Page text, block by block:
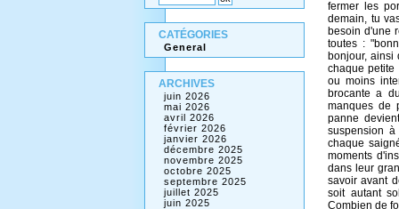
fermer les
demain, tu
besoin d'une
toutes :
bonjour, ainsi
chaque petite
ou moins
brocante a
manques de
panne
suspension
chaque
moments
dans leur
savoir avant
soit autant
Combien de
CATÉGORIES
General
ARCHIVES
juin 2026
mai 2026
avril 2026
février 2026
janvier 2026
décembre 2025
novembre 2025
octobre 2025
septembre 2025
juillet 2025
juin 2025